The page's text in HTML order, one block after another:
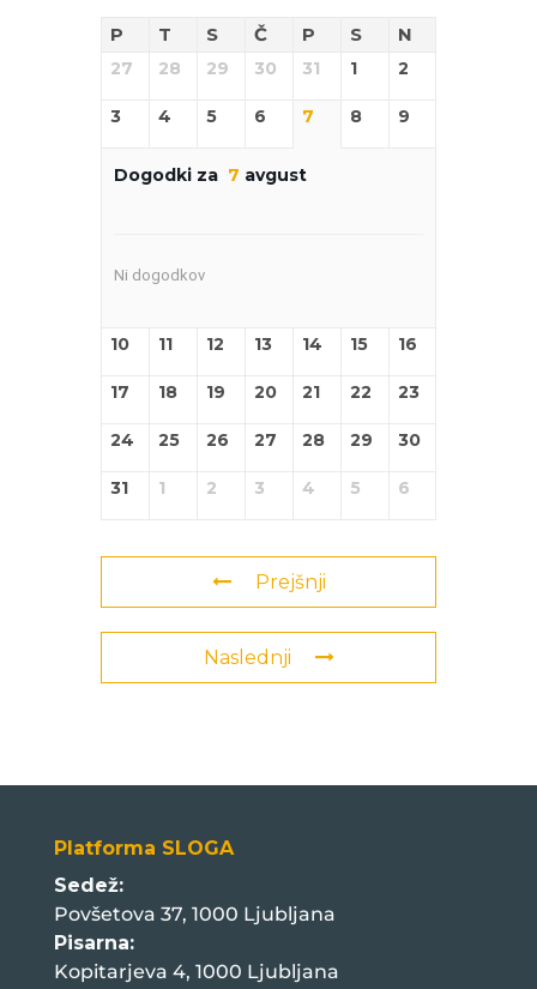
P T S Č P S N
27 28 29 30 31 1 2
3 4 5 6 7 8 9
Dogodki za 7 avgust
Ni dogodkov
10 11 12 13 14 15 16
17 18 19 20 21 22 23
24 25 26 27 28 29 30
31 1 2 3 4 5 6
Prejšnji
Naslednji
Platforma SLOGA
Sedež:
Povšetova 37, 1000 Ljubljana
Pisarna:
Kopitarjeva 4, 1000 Ljubljana